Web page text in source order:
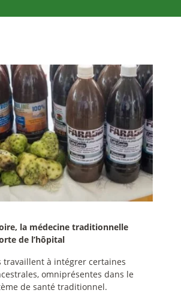
la médecine traditionnelle
de l’hôpital
travaillent à intégrer certaines
omniprésentes dans le
de santé traditionnel.